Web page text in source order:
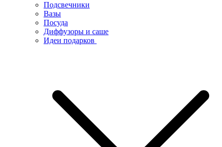
Подсвечники
Вазы
Посуда
Диффузоры и саше
Идеи подарков